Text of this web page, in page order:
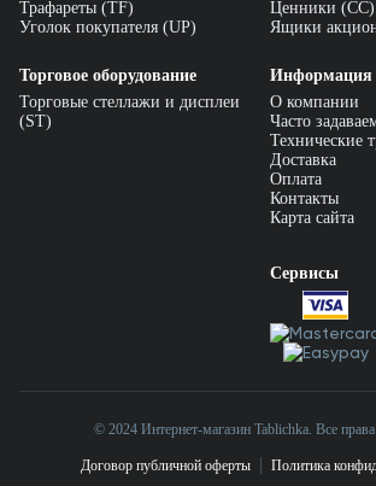
Трафареты (TF)
Уголок покупателя (UP)
Ценники (СС)
Ящики
Торговое оборудование
Торговые стеллажи и дисплеи
(ST)
Информация
О компании
Часто
Технические
Доставка
Оплата
Контакты
Карта сайта
Сервисы
© 2024 Интернет-магазин Tablichka. Все
Договор публичной оферты Политика